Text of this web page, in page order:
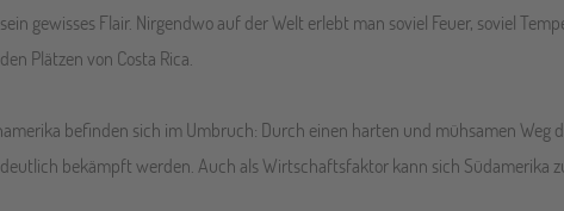
gewisses Flair. Nirgendwo auf der Welt erlebt man soviel Feuer, soviel
Plätzen von Costa Rica.
befinden sich im Umbruch: Durch einen harten und mühsamen
bekämpft werden. Auch als Wirtschaftsfaktor kann sich Südamerika